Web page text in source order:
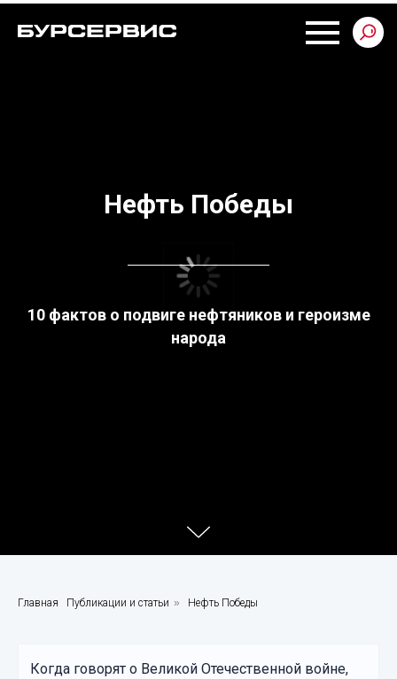
Нефть Победы
10 фактов о подвиге нефтяников и героизме
народа
Главная Публикации и статьи » Нефть Победы
Когда говорят о Великой Отечественной войне,